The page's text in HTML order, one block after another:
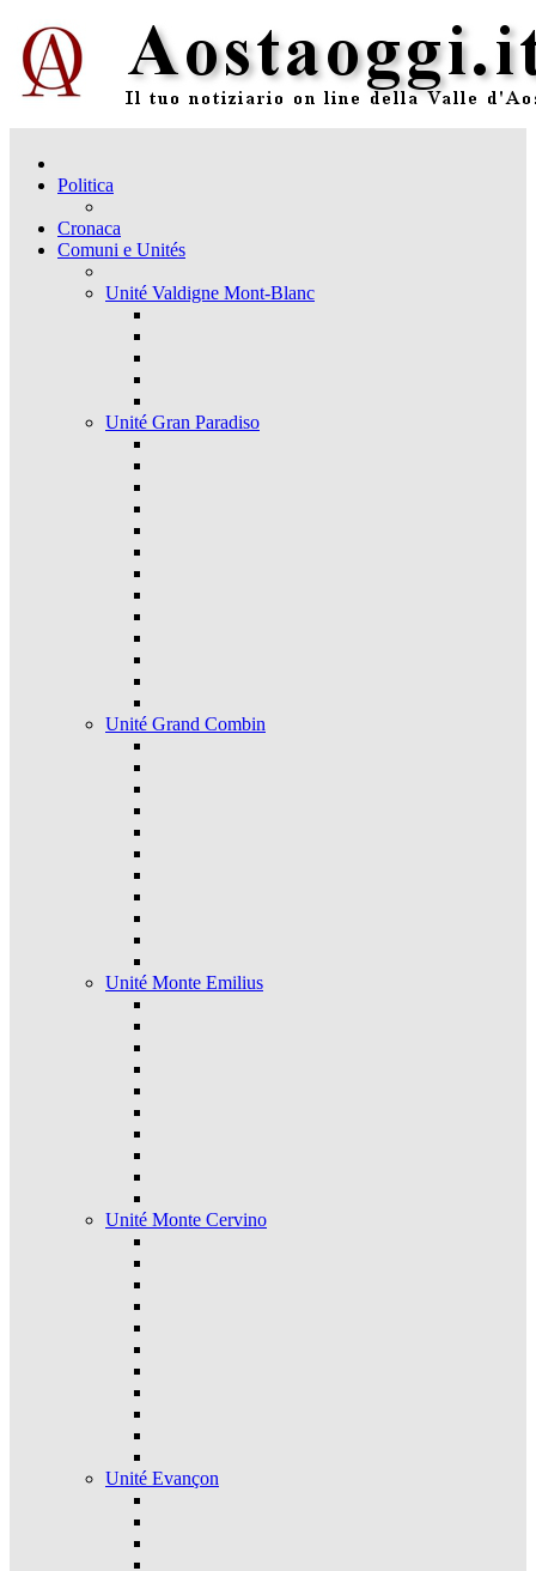
Politica
Cronaca
Comuni e Unités
Unité Valdigne Mont-Blanc
Unité Gran Paradiso
Unité Grand Combin
Unité Monte Emilius
Unité Monte Cervino
Unité Evançon